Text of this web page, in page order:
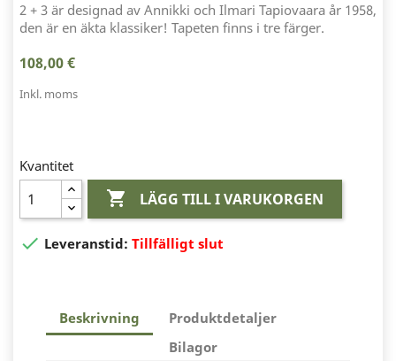
2 + 3 är designad av Annikki och Ilmari Tapiovaara år 1958,
den är en äkta klassiker! Tapeten finns i tre färger.
108,00 €
Inkl. moms
Kvantitet
 LÄGG TILL I VARUKORGEN
 Leveranstid: Tillfälligt slut
Beskrivning
Produktdetaljer
Bilagor